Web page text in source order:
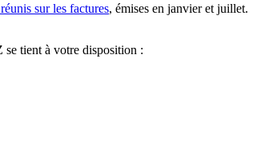
sur les factures, émises en janvier et juillet.
tient à votre disposition :